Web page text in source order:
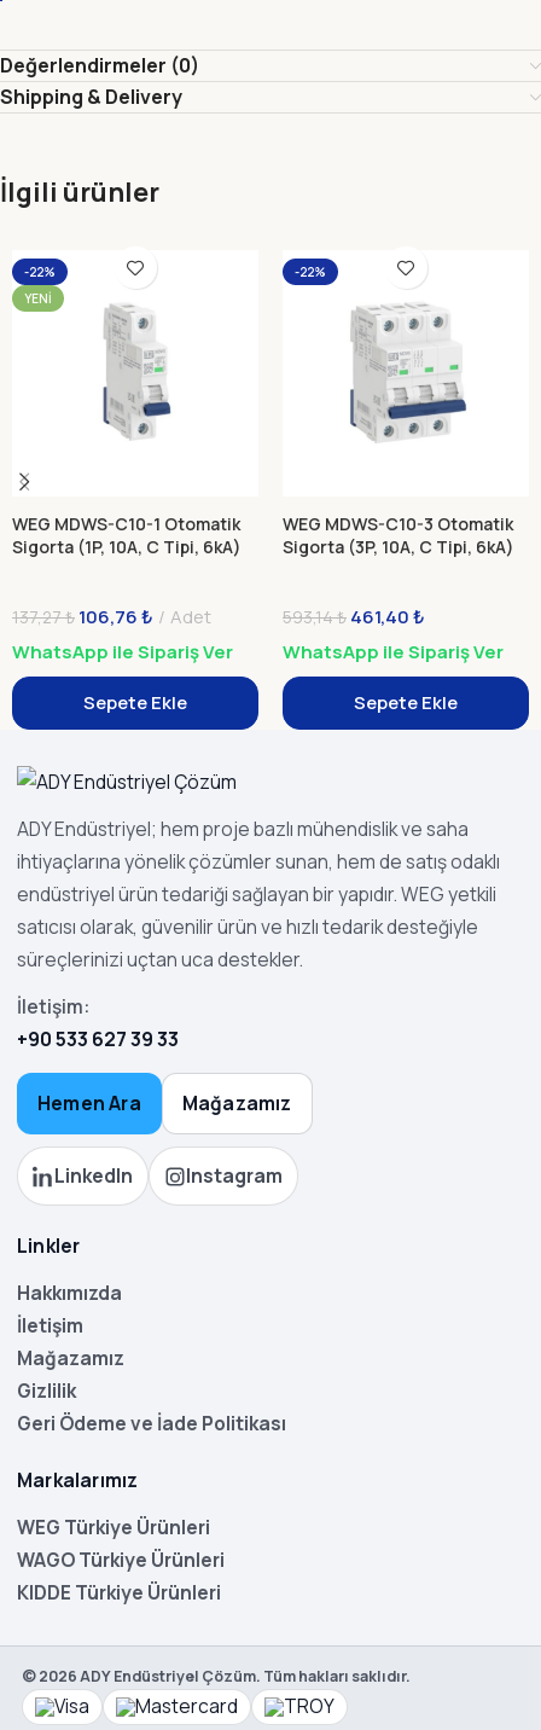
Değerlendirmeler (0)
Shipping & Delivery
İlgili ürünler
-22%
YENI
WEG MDWS-C10-1 Otomatik
Sigorta (1P, 10A, C Tipi, 6kA)
137,27₺ 106,76₺
Adet
WhatsApp ile Sipariş Ver
Sepete Ekle
-22%
WEG MDWS-C10-3 Otomatik
Sigorta (3P, 10A, C Tipi, 6kA)
593,14₺ 461,40₺
WhatsApp ile Sipariş Ver
Sepete Ekle
ADY Endüstriyel; hem proje bazlı mühendislik ve saha
ihtiyaçlarına yönelik çözümler sunan, hem de satış odaklı
endüstriyel ürün tedariği sağlayan bir yapıdır. WEG yetkili
satıcısı olarak, güvenilir ürün ve hızlı tedarik desteğiyle
süreçlerinizi uçtan uca destekler.
İletişim:
+90 533 627 39 33
Hemen Ara Mağazamız
LinkedIn Instagram
Linkler
Hakkımızda
İletişim
Mağazamız
Gizlilik
Geri Ödeme ve İade Politikası
Markalarımız
WEG Türkiye Ürünleri
WAGO Türkiye Ürünleri
KIDDE Türkiye Ürünleri
©2026ADY Endüstriyel Çözüm. Tüm hakları saklıdır.